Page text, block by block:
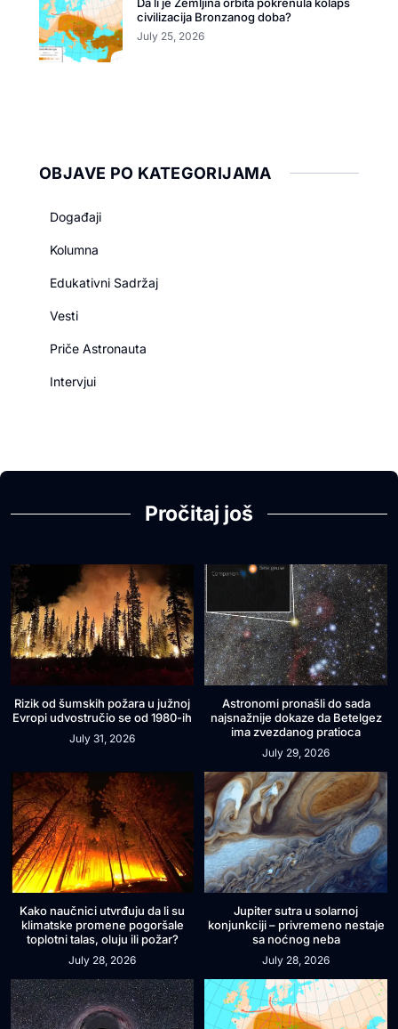
Da li je Zemljina orbita pokrenula kolaps
civilizacija Bronzanog doba?
July 25, 2026
OBJAVE PO KATEGORIJAMA
Događaji
Kolumna
Edukativni Sadržaj
Vesti
Priče Astronauta
Intervjui
Pročitaj još
Rizik od šumskih požara u južnoj
Evropi udvostručio se od 1980-ih
July 31, 2026
Astronomi pronašli do sada
najsnažnije dokaze da Betelgez
ima zvezdanog pratioca
July 29, 2026
Kako naučnici utvrđuju da li su
klimatske promene pogoršale
toplotni talas, oluju ili požar?
July 28, 2026
Jupiter sutra u solarnoj
konjunkciji – privremeno nestaje
sa noćnog neba
July 28, 2026